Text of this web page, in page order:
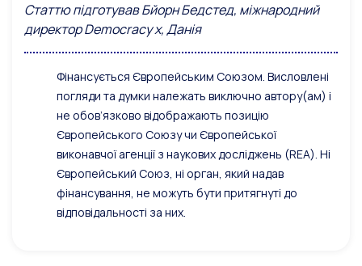
Статтю підготував Бйорн Бедстед, міжнародний
директор Democracy x, Данія
Фінансується Європейським Союзом. Висловлені
погляди та думки належать виключно автору(ам) і
не обов’язково відображають позицію
Європейського Союзу чи Європейської
виконавчої агенції з наукових досліджень (REA). Ні
Європейський Союз, ні орган, який надав
фінансування, не можуть бути притягнуті до
відповідальності за них.